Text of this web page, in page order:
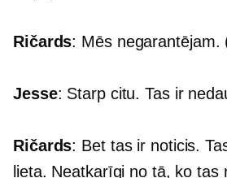
Ričards: Mēs negarantējam.
Jesse: Starp citu. Tas ir
Ričards: Bet tas ir noticis.
lieta. Neatkarīgi no tā, ko tas